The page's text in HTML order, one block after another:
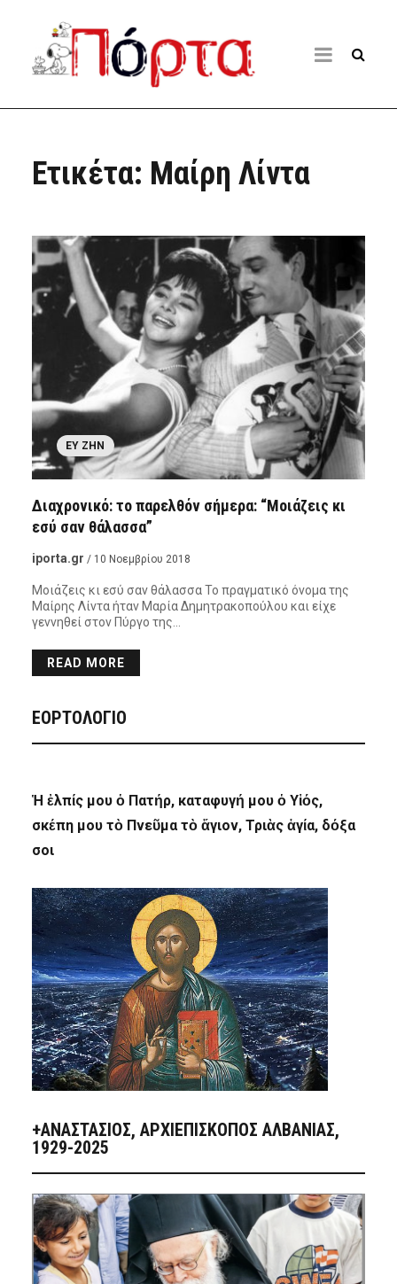
Ετικέτα: Μαίρη Λίντα
ΕΥ ΖΗΝ
Διαχρονικό: το παρελθόν σήμερα: “Μοιάζεις κι
εσύ σαν θάλασσα”
iporta.gr / 10 Νοεμβρίου 2018
Μοιάζεις κι εσύ σαν θάλασσα Το πραγματικό όνομα της
Μαίρης Λίντα ήταν Μαρία Δημητρακοπούλου και είχε
γεννηθεί στον Πύργο της…
READ MORE
ΕΟΡΤΟΛΟΓΙΟ
Ἡ ἐλπίς μου ὁ Πατήρ, καταφυγή μου ὁ Υἱός,
σκέπη μου τὸ Πνεῦμα τὸ ἅγιον, Τριὰς ἁγία, δόξα
σοι
+ΑΝΑΣΤΆΣΙΟΣ, ΑΡΧΙΕΠΊΣΚΟΠΟΣ ΑΛΒΑΝΊΑΣ,
1929-2025